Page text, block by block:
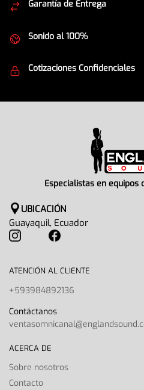
Garantía de Entrega
Sonido al 100%
Cotizaciones Confidenciales
Especialistas en equipos
UBICACIÓN
Guayaquil, Ecuador
ATENCIÓN AL CLIENTE
+593984892136
Contáctanos
ACERCA DE
Sobre nosotros
Contacto